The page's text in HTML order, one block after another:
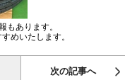
もあります。
めいたします。
次の記事へ